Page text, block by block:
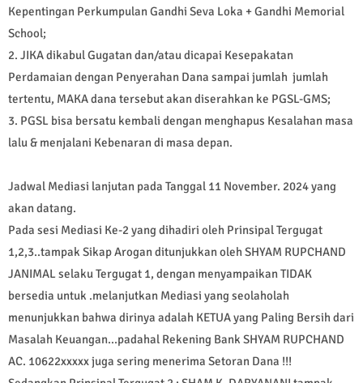
Kepentingan Perkumpulan Gandhi Seva Loka + Gandhi Memorial
School;
2. JIKA dikabul Gugatan dan/atau dicapai Kesepakatan
Perdamaian dengan Penyerahan Dana sampai jumlah jumlah
tertentu, MAKA dana tersebut akan diserahkan ke PGSL-GMS;
3. PGSL bisa bersatu kembali dengan menghapus Kesalahan masa
lalu & menjalani Kebenaran di masa depan.
Jadwal Mediasi lanjutan pada Tanggal 11 November. 2024 yang
akan datang.
Pada sesi Mediasi Ke-2 yang dihadiri oleh Prinsipal Tergugat
1,2,3..tampak Sikap Arogan ditunjukkan oleh SHYAM RUPCHAND
JANIMAL selaku Tergugat 1, dengan menyampaikan TIDAK
bersedia untuk .melanjutkan Mediasi yang seolaholah
menunjukkan bahwa dirinya adalah KETUA yang Paling Bersih dari
Masalah Keuangan...padahal Rekening Bank SHYAM RUPCHAND
AC. 10622xxxxx juga sering menerima Setoran Dana !!!